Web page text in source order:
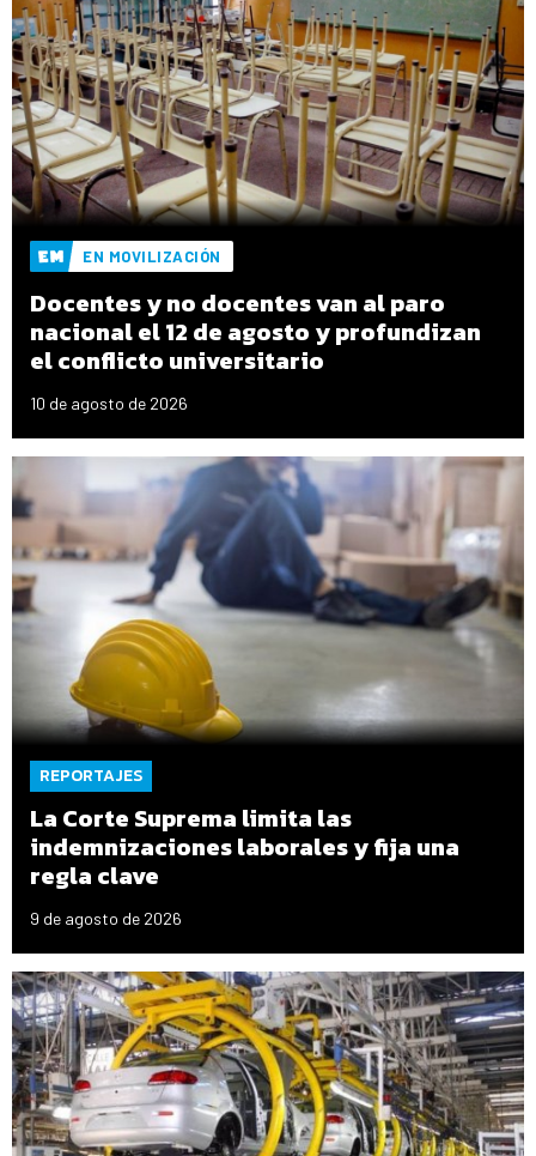
EN MOVILIZACIÓN
Docentes y no docentes van al paro
nacional el 12 de agosto y profundizan
el conflicto universitario
10 de agosto de 2026
REPORTAJES
La Corte Suprema limita las
indemnizaciones laborales y fija una
regla clave
9 de agosto de 2026